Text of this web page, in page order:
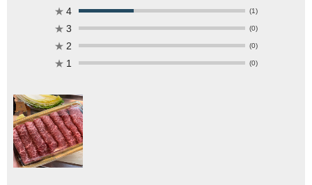
★ 4 (1)
★ 3 (0)
★ 2 (0)
★ 1 (0)